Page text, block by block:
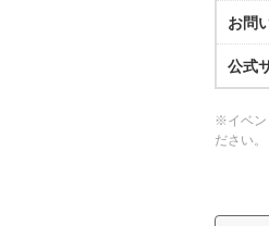
お問
公式
※イベン
ださい。